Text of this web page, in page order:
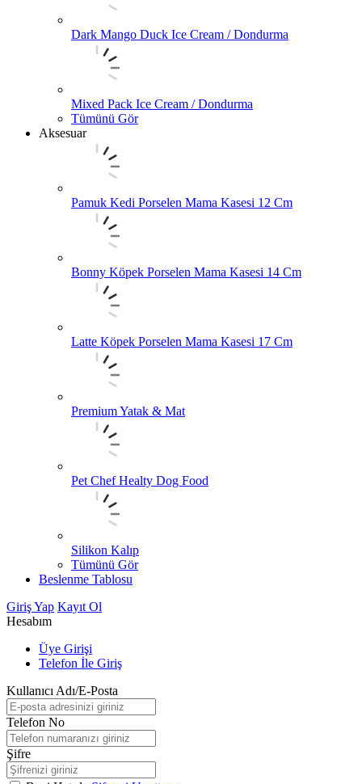
Dark Mango Duck Ice Cream / Dondurma
Mixed Pack Ice Cream / Dondurma
Tümünü Gör
Aksesuar
Pamuk Kedi Porselen Mama Kasesi 12 Cm
Bonny Köpek Porselen Mama Kasesi 14 Cm
Latte Köpek Porselen Mama Kasesi 17 Cm
Premium Yatak & Mat
Pet Chef Healty Dog Food
Silikon Kalıp
Tümünü Gör
Beslenme Tablosu
Giriş Yap Kayıt Ol
Hesabım
Üye Girişi
Telefon İle Giriş
Kullanıcı Adı/E-Posta
Telefon No
Şifre